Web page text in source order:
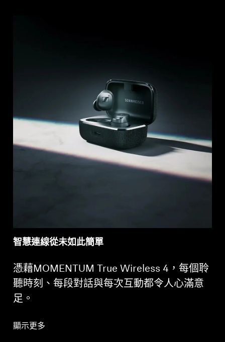
智慧連線從未如此簡單
憑藉MOMENTUM True Wireless 4，每個聆
聽時刻、每段對話與每次互動都令人心滿意
足。
顯示更多